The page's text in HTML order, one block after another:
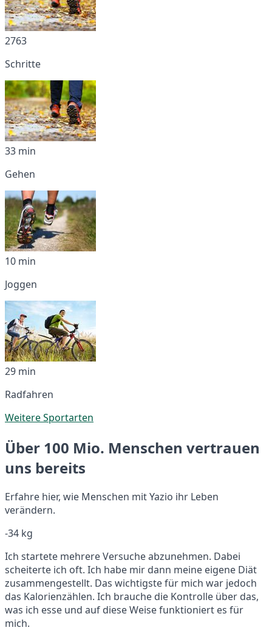
2763
Schritte
33 min
Gehen
10 min
Joggen
29 min
Radfahren
Weitere Sportarten
Über 100 Mio. Menschen vertrauen
uns bereits
Erfahre hier, wie Menschen mit Yazio ihr Leben
verändern.
-34 kg
Ich startete mehrere Versuche abzunehmen. Dabei
scheiterte ich oft. Ich habe mir dann meine eigene Diät
zusammengestellt. Das wichtigste für mich war jedoch
das Kalorienzählen. Ich brauche die Kontrolle über das,
was ich esse und auf diese Weise funktioniert es für
mich.